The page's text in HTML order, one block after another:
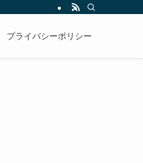
プライバシーポリシー